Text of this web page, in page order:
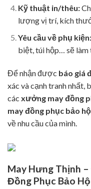
Kỹ thuật in/thêu:
lượng vị trí, kích
Yêu cầu về phụ kiện:
biệt, túi hộp… sẽ làm
Để nhận được báo giá
xác và cạnh tranh nhất,
các xưởng may đồng
may đồng phục bảo hộ
về nhu cầu của mình.
May Hưng Thịnh –
Đồng Phục Bảo